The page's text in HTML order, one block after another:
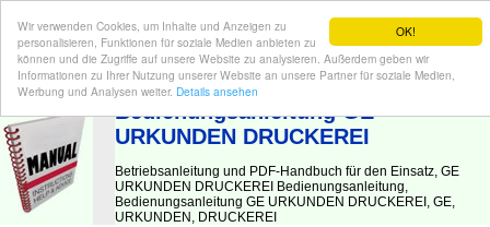
OK!
Wir verwenden Cookies, um Inhalte und Anzeigen zu
personalisieren, Funktionen für soziale Medien anbieten zu
können und die Zugriffe auf unsere Website zu analysieren. Außerdem geben wir
Informationen zu Ihrer Nutzung unserer Website an unsere Partner für soziale Medien,
Werbung und Analysen weiter. Details ansehen
BEDIENUNGSANLEITUNG| Hier finden Sie die deutsche Anleitung!
Bedienungsanleitung GE
URKUNDEN DRUCKEREI
Betriebsanleitung und PDF-Handbuch für den Einsatz, GE
URKUNDEN DRUCKEREI Bedienungsanleitung,
Bedienungsanleitung GE URKUNDEN DRUCKEREI, GE,
URKUNDEN, DRUCKEREI